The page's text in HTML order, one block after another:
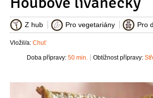
Z hub Pro vegetariány Pro
Vložil/a: Chuť
Obtížnost přípravy:
Doba přípravy: 50 min.